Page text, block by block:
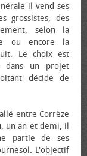
il vend ses
grossistes, des
selon la
ou encore la
Le choix est
dans un projet
décide de
entre Corrèze
un an et demi, il
partie de ses
L'objectif